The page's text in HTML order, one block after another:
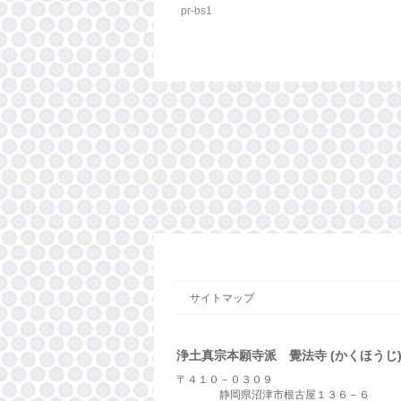
pr-bs1
サイトマップ
浄土真宗本願寺派 覺法寺 (かくほうじ)
〒４１０－０３０９
静岡県沼津市根古屋１３６－６